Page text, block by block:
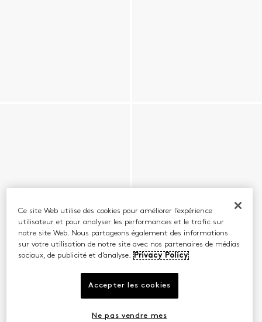
Ce site Web utilise des cookies pour améliorer l’expérience
utilisateur et pour analyser les performances et le trafic sur
notre site Web. Nous partageons également des informations
sur votre utilisation de notre site avec nos partenaires de médias
sociaux, de publicité et d’analyse. Privacy Policy
Accepter les cookies
Ne pas vendre mes